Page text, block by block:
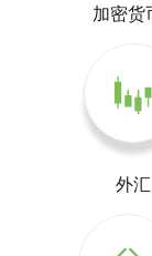
加密货
外汇